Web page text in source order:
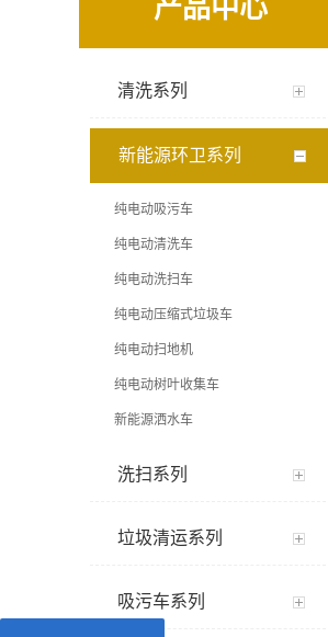
产品中心
清洗系列
新能源环卫系列
纯电动吸污车
纯电动清洗车
纯电动洗扫车
纯电动压缩式垃圾车
纯电动扫地机
纯电动树叶收集车
新能源洒水车
洗扫系列
垃圾清运系列
吸污车系列